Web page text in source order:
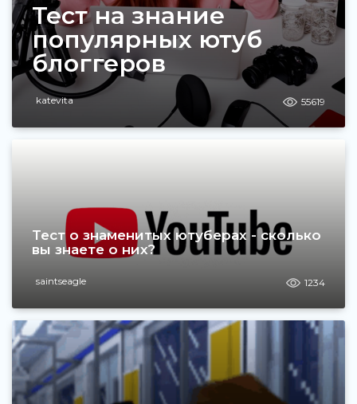
Тест на знание
популярных ютуб
блоггеров
katevita 55619
Тест о знаменитых ютуберах - сколько
вы знаете о них?
saintseagle 1234